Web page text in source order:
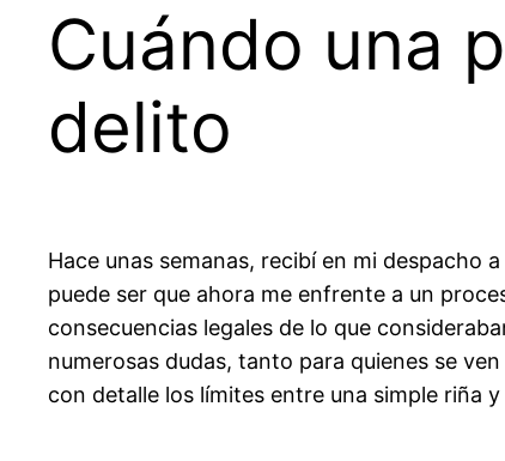
Cuándo una
delito
Hace unas semanas, recibí en mi despacho
puede ser que ahora me enfrente a un
consecuencias legales de lo que
numerosas dudas, tanto para quienes se
con detalle los límites entre una simple riña